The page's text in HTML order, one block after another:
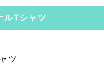
ルTシャツ
ツ